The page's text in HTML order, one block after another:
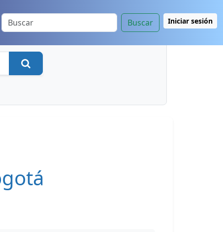
Buscar Iniciar sesión